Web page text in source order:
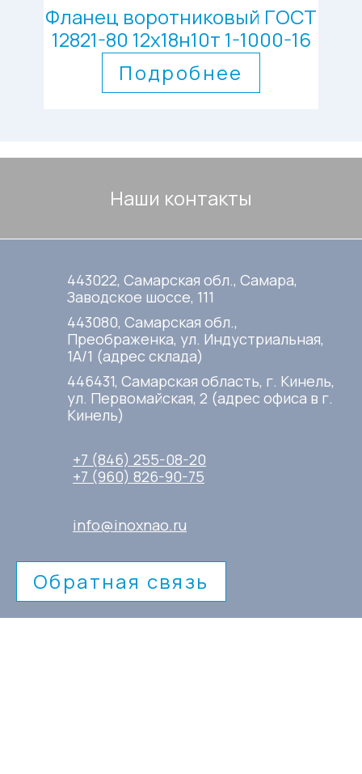
Фланец воротниковый ГОСТ
12821-80 12х18н10т 1-1000-16
Подробнее
Наши контакты
443022, Самарская обл., Самара,
Заводское шоссе, 111
443080, Самарская обл.,
Преображенка, ул. Индустриальная,
1А/1 (адрес склада)
446431, Самарская область, г. Кинель,
ул. Первомайская, 2 (адрес офиса в г.
Кинель)
+7 (846) 255-08-20
+7 (960) 826-90-75
info@inoxnao.ru
Обратная связь